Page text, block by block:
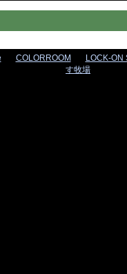
COLORROOM LOCK-ON
す牧場